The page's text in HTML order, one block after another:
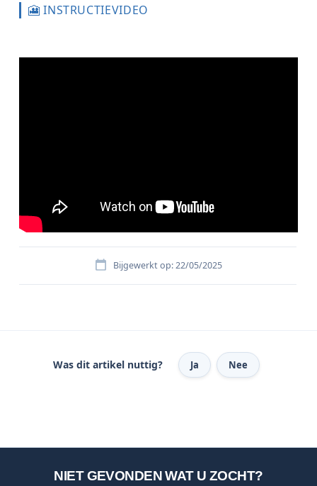
🎦 INSTRUCTIEVIDEO
Bijgewerkt op: 22/05/2025
Was dit artikel nuttig? Ja Nee
NIET GEVONDEN WAT U ZOCHT?